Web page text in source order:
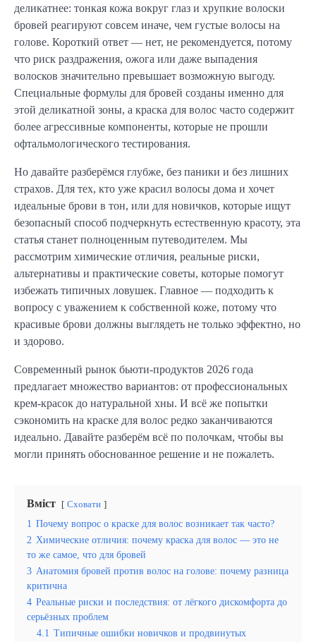
деликатнее: тонкая кожа вокруг глаз и хрупкие волоски
бровей реагируют совсем иначе, чем густые волосы на
голове. Короткий ответ — нет, не рекомендуется, потому
что риск раздражения, ожога или даже выпадения
волосков значительно превышает возможную выгоду.
Специальные формулы для бровей созданы именно для
этой деликатной зоны, а краска для волос часто содержит
более агрессивные компоненты, которые не прошли
офтальмологического тестирования.
Но давайте разберёмся глубже, без паники и без лишних
страхов. Для тех, кто уже красил волосы дома и хочет
идеальные брови в тон, или для новичков, которые ищут
безопасный способ подчеркнуть естественную красоту, эта
статья станет полноценным путеводителем. Мы
рассмотрим химические отличия, реальные риски,
альтернативы и практические советы, которые помогут
избежать типичных ловушек. Главное — подходить к
вопросу с уважением к собственной коже, потому что
красивые брови должны выглядеть не только эффектно, но
и здорово.
Современный рынок бьюти-продуктов 2026 года
предлагает множество вариантов: от профессиональных
крем-красок до натуральной хны. И всё же попытки
сэкономить на краске для волос редко заканчиваются
идеально. Давайте разберём всё по полочкам, чтобы вы
могли принять обоснованное решение и не пожалеть.
Вміст Сховати
1 Почему вопрос о краске для волос возникает так часто?
2 Химические отличия: почему краска для волос — это не
то же самое, что для бровей
3 Анатомия бровей против волос на голове: почему разница
критична
4 Реальные риски и последствия: от лёгкого дискомфорта до
серьёзных проблем
4.1 Типичные ошибки новичков и продвинутых